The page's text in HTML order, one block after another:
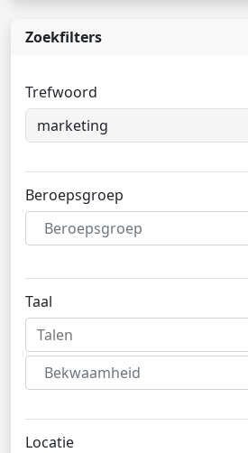
Zoekfilters
Trefwoord
Beroepsgroep
Beroepsgroep
Taal
Bekwaamheid
Locatie